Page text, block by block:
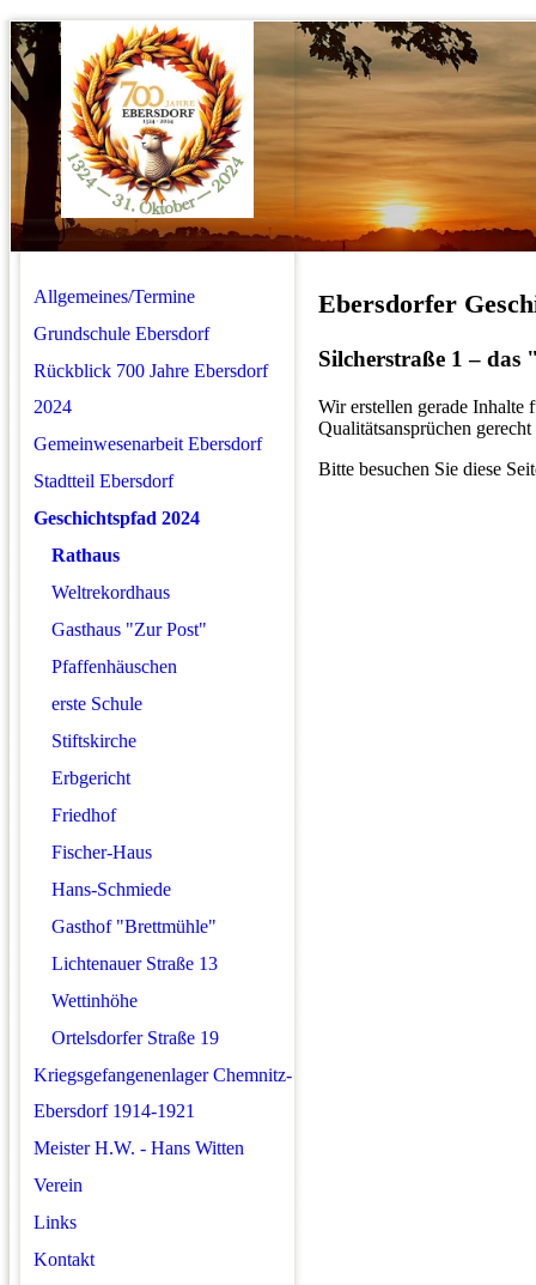
Allgemeines/Termine
Grundschule Ebersdorf
Rückblick 700 Jahre Ebersdorf
2024
Gemeinwesenarbeit Ebersdorf
Stadtteil Ebersdorf
Geschichtspfad 2024
Rathaus
Weltrekordhaus
Gasthaus "Zur Post"
Pfaffenhäuschen
erste Schule
Stiftskirche
Erbgericht
Friedhof
Fischer-Haus
Hans-Schmiede
Gasthof "Brettmühle"
Lichtenauer Straße 13
Wettinhöhe
Ortelsdorfer Straße 19
Kriegsgefangenenlager Chemnitz-
Ebersdorf 1914-1921
Meister H.W. - Hans Witten
Verein
Links
Kontakt
Ebersdorfer
Silcherstraße 1 –
Wir erstellen gerade Inhalte
Qualitätsansprüchen
Bitte besuchen Sie diese